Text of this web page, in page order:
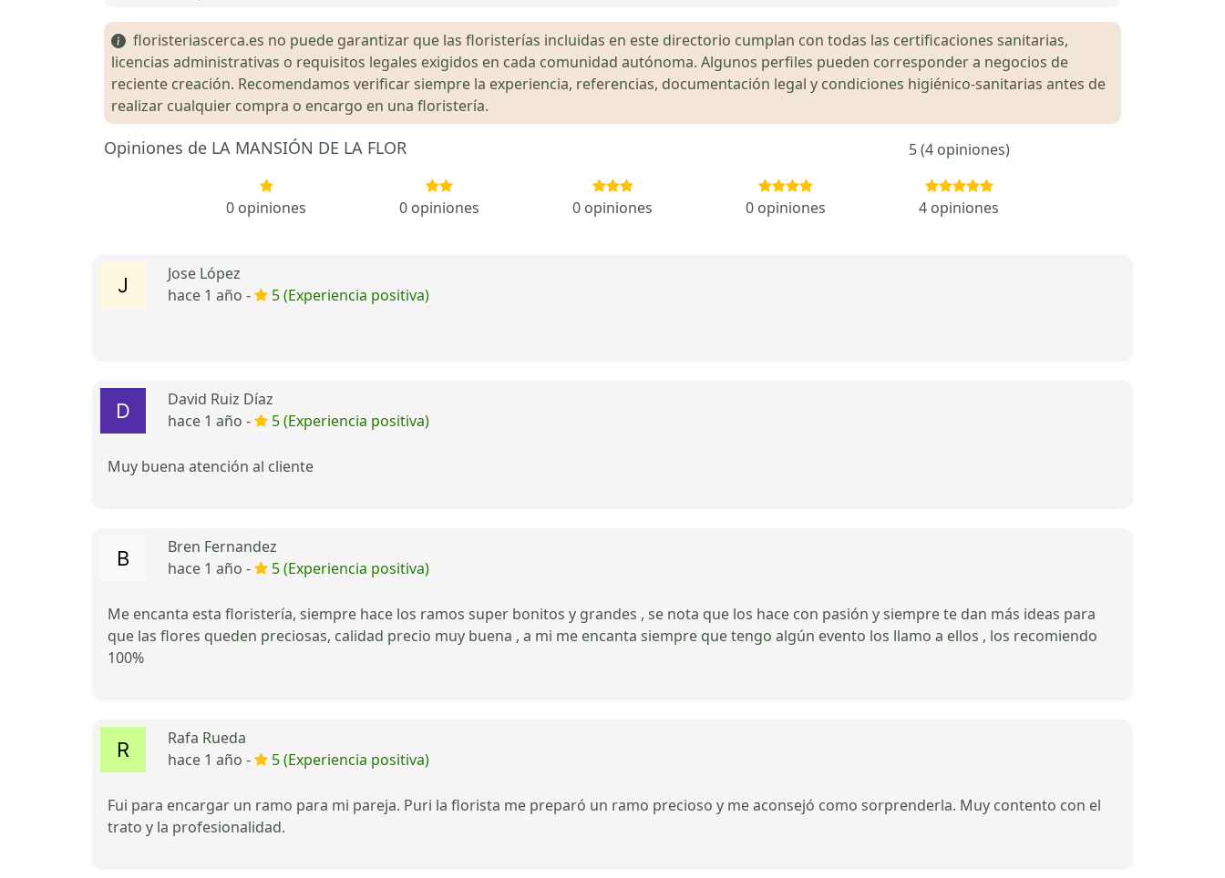
floristeriascerca.es no puede garantizar que las floristerías incluidas en este directorio cumplan con todas las certificaciones sanitarias,
licencias administrativas o requisitos legales exigidos en cada comunidad autónoma. Algunos perfiles pueden corresponder a negocios de
reciente creación. Recomendamos verificar siempre la experiencia, referencias, documentación legal y condiciones higiénico-sanitarias antes de
realizar cualquier compra o encargo en una floristería.
Opiniones de LA MANSIÓN DE LA FLOR 5 (4 opiniones)
0 opiniones 0 opiniones 0 opiniones 0 opiniones 4 opiniones
Jose López
hace 1 año -
5 (Experiencia positiva)
David Ruiz Díaz
hace 1 año -
5 (Experiencia positiva)
Muy buena atención al cliente
Bren Fernandez
hace 1 año -
5 (Experiencia positiva)
Me encanta esta floristería, siempre hace los ramos super bonitos y grandes , se nota que los hace con pasión y siempre te dan más ideas para
que las flores queden preciosas, calidad precio muy buena , a mi me encanta siempre que tengo algún evento los llamo a ellos , los recomiendo
100%
Rafa Rueda
hace 1 año -
5 (Experiencia positiva)
Fui para encargar un ramo para mi pareja. Puri la florista me preparó un ramo precioso y me aconsejó como sorprenderla. Muy contento con el
trato y la profesionalidad.